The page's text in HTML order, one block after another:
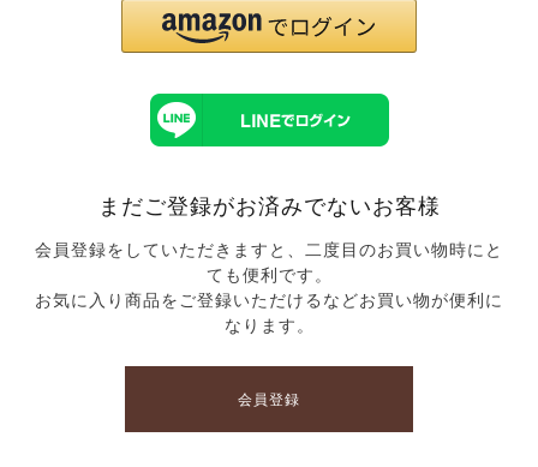
まだご登録がお済みでないお客様
会員登録をしていただきますと、二度目のお買い物時にと
ても便利です。
お気に入り商品をご登録いただけるなどお買い物が便利に
なります。
会員登録